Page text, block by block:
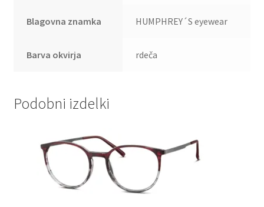
Blagovna znamka HUMPHREY´S eyewear
Barva okvirja rdeča
Podobni izdelki